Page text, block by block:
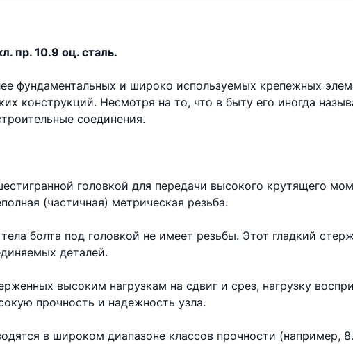
пр. 10.9 оц. сталь.
фундаментальных и широко используемых крепежных
конструкций. Несмотря на то, что в быту его иногда
соединения.
головкой для передачи высокого крутящего
(частичная) метрическая резьба.
болта под головкой не имеет резьбы. Этот гладкий
деталей.
высоким нагрузкам на сдвиг и срез, нагрузку
прочность и надежность узла.
в широком диапазоне классов прочности (например,